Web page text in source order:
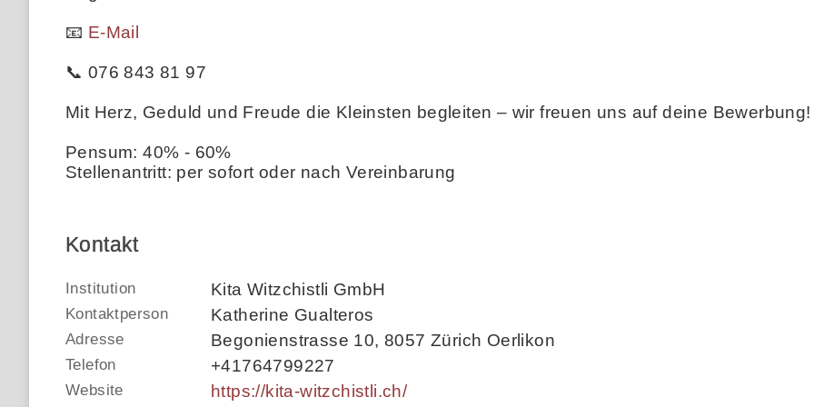
📧 E-Mail
📞 076 843 81 97
Mit Herz, Geduld und Freude die Kleinsten begleiten – wir freuen uns auf deine Bewerbung!
Pensum: 40% - 60%
Stellenantritt: per sofort oder nach Vereinbarung
Kontakt
Institution Kita Witzchistli GmbH
Kontaktperson Katherine Gualteros
Adresse Begonienstrasse 10,8057 Zürich Oerlikon
Telefon +41764799227
Website https://kita-witzchistli.ch/